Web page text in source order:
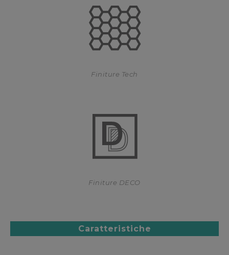
Finiture Tech
Finiture DECO
Caratteristiche